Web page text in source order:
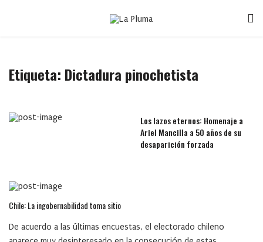
Etiqueta: Dictadura pinochetista
Los lazos eternos: Homenaje a
Ariel Mancilla a 50 años de su
desaparición forzada
Chile: La ingobernabilidad toma sitio
De acuerdo a las últimas encuestas, el electorado chileno